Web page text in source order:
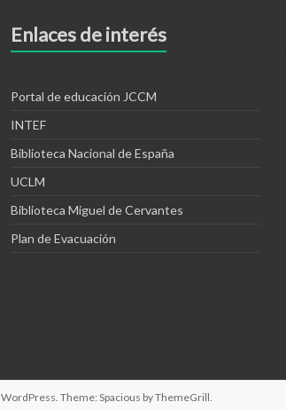
Enlaces de interés
Portal de educación JCCM
INTEF
Biblioteca Nacional de España
UCLM
Biblioteca Miguel de Cervantes
Plan de Evacuación
WordPress . Theme: Spacious byThemeGrill